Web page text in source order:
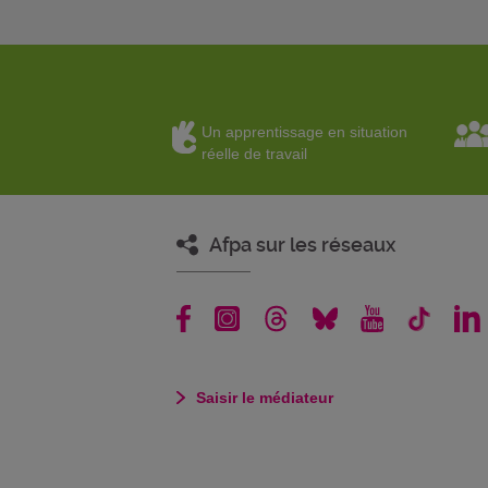
Un apprentissage en situation
réelle de travail
Afpa sur les réseaux
Saisir le médiateur